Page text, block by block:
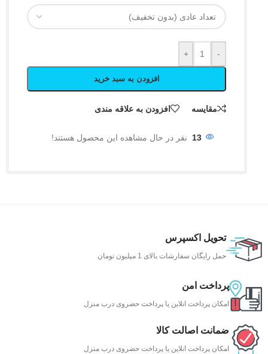
-
+
افزودن به سبد خرید
مقایسه افزودن به علاقه مندی
13 نفر در حال مشاهده این محصول هستند!
تحویل اکسپرس
حمل رایگان سفارشات بالای 1 میلیون تومان
پرداخت امن
امکان پرداخت انلاین یا پرداخت حضروی درب منزل
ضمانت اصالت کالا
امکان پرداخت انلاین یا پرداخت حضروی درب منزل